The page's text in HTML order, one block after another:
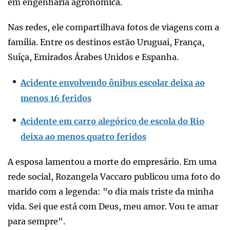
Nas redes, ele compartilhava fotos de viagens com a
família. Entre os destinos estão Uruguai, França,
Suíça, Emirados Árabes Unidos e Espanha.
Acidente envolvendo ônibus escolar deixa ao
menos 16 feridos
Acidente em carro alegórico de escola do Rio
deixa ao menos quatro feridos
A esposa lamentou a morte do empresário. Em uma
rede social, Rozangela Vaccaro publicou uma foto do
marido com a legenda: "o dia mais triste da minha
vida. Sei que está com Deus, meu amor. Vou te amar
para sempre".